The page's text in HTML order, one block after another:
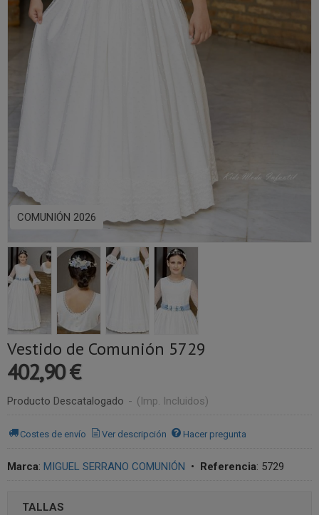
COMUNIÓN 2026
Vestido de Comunión 5729
402,90 €
Producto Descatalogado - (Imp. Incluidos)
Costes de envío Ver descripción Hacer pregunta
Marca: MIGUEL SERRANO COMUNIÓN • Referencia: 5729
TALLAS